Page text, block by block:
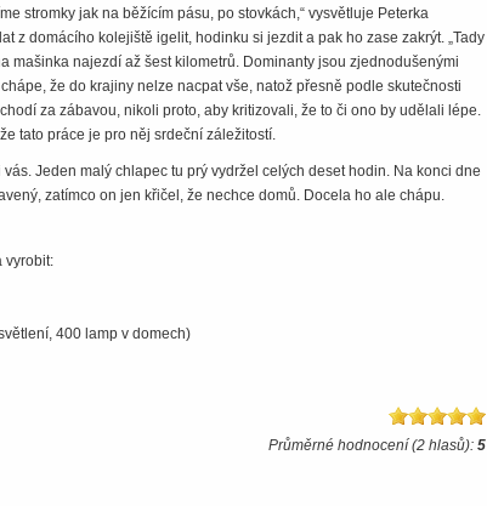
stromky jak na běžícím pásu, po stovkách,“ vysvětluje Peterka
z domácího kolejiště igelit, hodinku si jezdit a pak ho zase zakrýt. „Tady
mašinka najezdí až šest kilometrů. Dominanty jsou zjednodušenými
že do krajiny nelze nacpat vše, natož přesně podle skutečnosti
za zábavou, nikoli proto, aby kritizovali, že to či ono by udělali lépe.
tato práce je pro něj srdeční záležitostí.
Jeden malý chlapec tu prý vydržel celých deset hodin. Na konci dne
zatímco on jen křičel, že nechce domů. Docela ho ale chápu.
vyrobit:
400 lamp v domech)
Průměrné hodnocení (2 hlasů): 5